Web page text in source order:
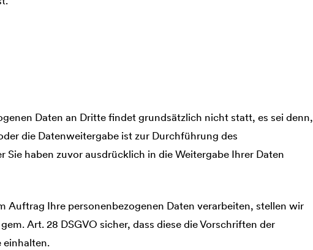
Daten an Dritte findet grundsätzlich nicht statt, es sei denn,
die Datenweitergabe ist zur Durchführung des
Sie haben zuvor ausdrücklich in die Weitergabe Ihrer Daten
Auftrag Ihre personenbezogenen Daten verarbeiten, stellen wir
Art. 28 DSGVO sicher, dass diese die Vorschriften der
einhalten.